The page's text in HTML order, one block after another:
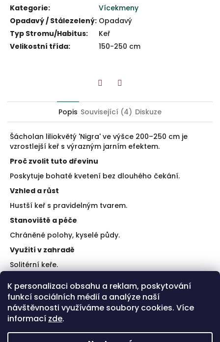
K personalizaci obsahu a reklam, poskytování
funkcí sociálních médií a analýze naší
návštěvnosti využíváme soubory cookies. Více
informací zde.
Kategorie:
Vícekmeny
Opadavý / Stálezelený: Opadavý
Typ Stromu/Habitus:
Keř
Velikostní třída: 150-250 cm
Popis Související (4) Diskuze
Šácholan liliokvětý 'Nigra' ve výšce 200–250 cm je
vzrostlejší keř s výrazným jarním efektem.
Proč zvolit tuto dřevinu
Poskytuje bohaté kvetení bez dlouhého čekání.
Vzhled a růst
Hustší keř s pravidelným tvarem.
Stanoviště a péče
Chráněné polohy, kyselé půdy.
Využití v zahradě
Solitérní keře.
Zajistěte kvalitní substrát.
Udržujte rovnoměrnou vlhkost.
Plusy a limity
Výrazná barva květů.